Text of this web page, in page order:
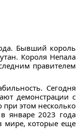
Бывший король
Короля Непала
правителем
Сегодня
демонстрации с
при этом несколько
январе 2023 года
мире, которые еще